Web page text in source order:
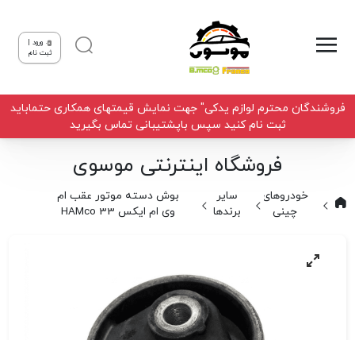
ورود |
ثبت نام
فروشندگان محترم لوازم یدکی" جهت نمایش قیمتهای همکاری حتماباید
ثبت نام کنید سپس باپشتیبانی تماس بگیرید
فروشگاه اینترنتی موسوی
خودروهای
چینی
سایر
برندها
بوش دسته موتور عقب ام
وی ام ایکس 33 HAMco